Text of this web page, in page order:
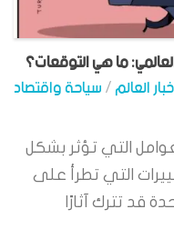
ما هي التوقعات؟
العالم/سياحة واقتصاد
التي تؤثر بشكل
التي تطرأ على
قد تترك آثارًا